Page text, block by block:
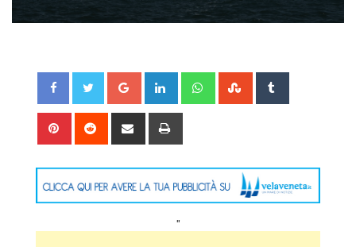
Google+ LinkedIn WhatsappStumbleUpon
Pinterest Reddit
Share
"